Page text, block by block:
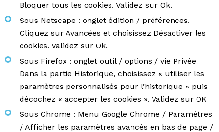
Bloquer tous les cookies. Validez sur Ok.
Sous Netscape : onglet édition / préférences.
Cliquez sur Avancées et choisissez Désactiver les
cookies. Validez sur Ok.
Sous Firefox : onglet outil / options / vie Privée.
Dans la partie Historique, choisissez « utiliser les
paramètres personnalisés pour l’historique » puis
décochez « accepter les cookies ». Validez sur OK
Sous Chrome : Menu Google Chrome / Paramètres
/ Afficher les paramètres avancés en bas de page /